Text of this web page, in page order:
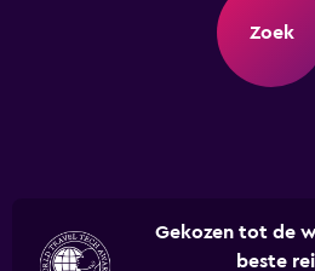
Zoek
Gekozen tot de
beste